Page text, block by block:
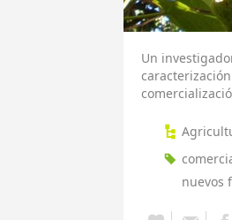
Un
nuevos